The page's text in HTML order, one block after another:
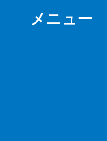
メニュー